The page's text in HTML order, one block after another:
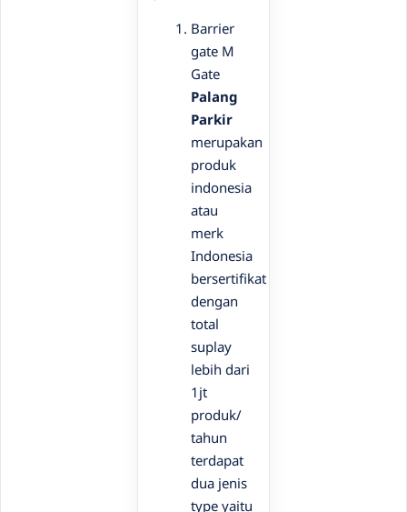
Barrier
gate M
Gate
Palang
Parkir
merupakan
produk
indonesia
atau
merk
Indonesia
bersertifikat
dengan
total
suplay
lebih dari
1jt
produk/
tahun
terdapat
dua jenis
type yaitu